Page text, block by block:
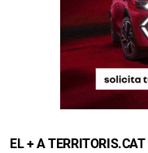
EL + A TERRITORIS.CAT